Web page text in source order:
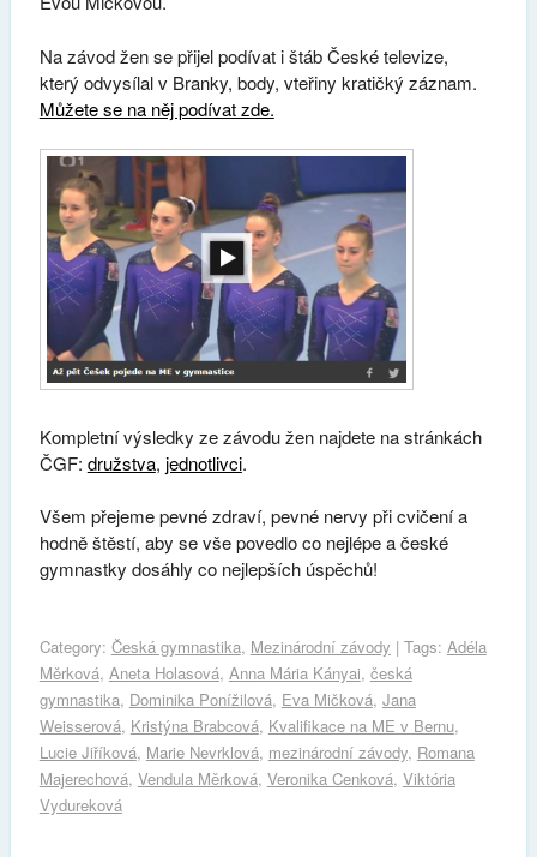
Na závod žen se přijel podívat i štáb České televize,
který odvysílal v Branky, body, vteřiny kratičký záznam.
Můžete se na něj podívat zde.
Kompletní výsledky ze závodu žen najdete na stránkách
ČGF: družstva, jednotlivci.
Všem přejeme pevné zdraví, pevné nervy při cvičení a
hodně štěstí, aby se vše povedlo co nejlépe a české
gymnastky dosáhly co nejlepších úspěchů!
Category: Česká gymnastika, Mezinárodní závody | Tags: Adéla
Měrková, Aneta Holasová, Anna Mária Kányai, česká
gymnastika, Dominika Ponížilová, Eva Mičková, Jana
Weisserová, Kristýna Brabcová, Kvalifikace na ME v Bernu,
Lucie Jiříková, Marie Nevrklová, mezinárodní závody, Romana
Majerechová, Vendula Měrková, Veronika Cenková, Viktória
Vydureková